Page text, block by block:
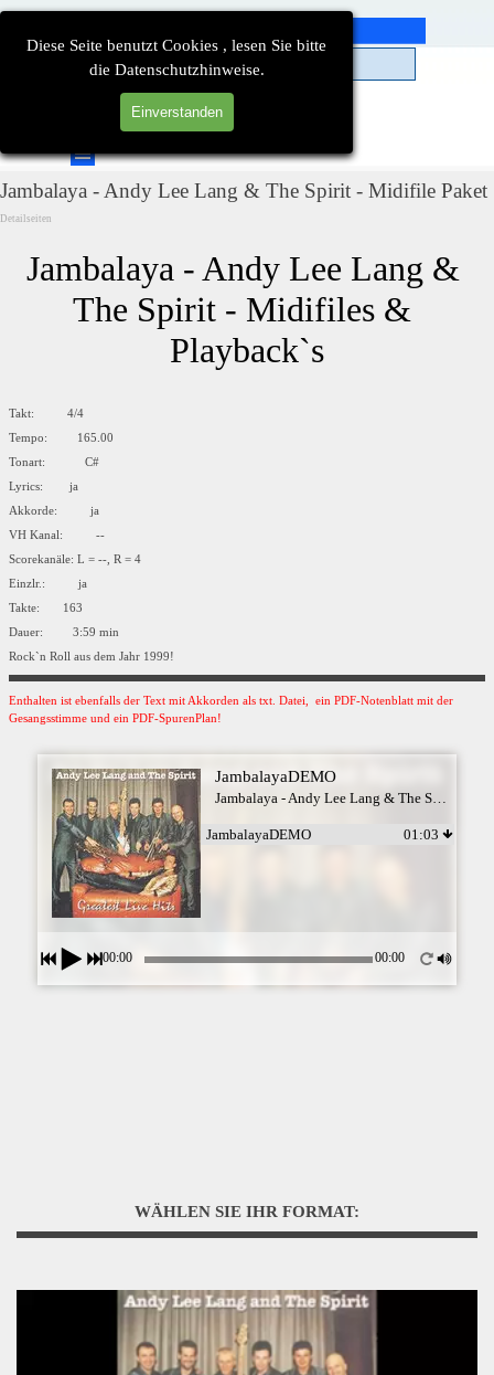
Diese Seite benutzt Cookies , lesen Sie bitte
die Datenschutzhinweise.
Einverstanden
Direkt zum Seiteninhalt
Menü überspringen
Jambalaya - Andy Lee Lang & The Spirit - Midifile Paket
Detailseiten
Jambalaya - Andy Lee Lang &
The Spirit - Midifiles &
Playback`s
Takt: 4/4
Tempo: 165.00
Tonart: C#
Lyrics: ja
Akkorde: ja
VH Kanal: --
Scorekanäle: L = --, R = 4
Einzlr.: ja
Takte: 163
Dauer: 3:59 min
Rock`n Roll aus dem Jahr 1999!
Enthalten ist ebenfalls der Text mit Akkorden als txt. Datei, ein PDF-Notenblatt mit der
Gesangsstimme und ein PDF-SpurenPlan!
JambalayaDEMO
Jambalaya - Andy Lee Lang & The Spirit
JambalayaDEMO 01:03
00:00 00:00
WÄHLEN SIE IHR FORMAT: